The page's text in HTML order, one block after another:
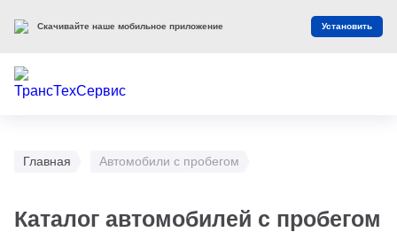
Главная Автомобили с пробегом
Каталог автомобилей с пробегом
Скачивайте наше мобильное приложение Установить